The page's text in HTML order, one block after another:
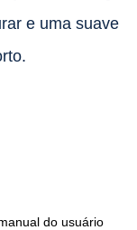
e uma suave
do usuário